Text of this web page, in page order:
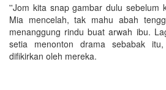
''Jom kita snap gambar dulu sebelum
Mia mencelah, tak mahu abah
menanggung rindu buat arwah ibu.
setia menonton drama sebabak
difikirkan oleh mereka.